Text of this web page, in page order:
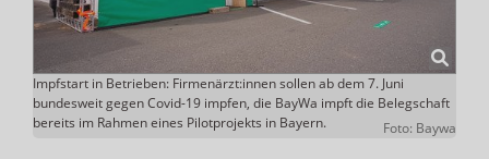
Impfstart in Betrieben: Firmenärzt:innen sollen ab dem 7. Juni
bundesweit gegen Covid-19 impfen, die BayWa impft die Belegschaft
bereits im Rahmen eines Pilotprojekts in Bayern.
Foto: Baywa